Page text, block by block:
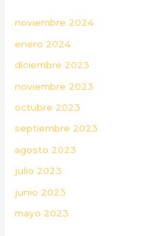
noviembre 2024
enero 2024
diciembre 2023
noviembre 2023
octubre 2023
septiembre 2023
agosto 2023
julio 2023
junio 2023
mayo 2023